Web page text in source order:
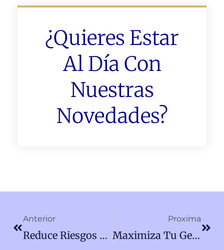
¿Quieres Estar
Al Día Con
Nuestras
Novedades?
Anterior
Reduce Riesgos Y Mejora La Eficiencia En La Gestión De Proyectos Con Nuestras Estrategias Y Herramientas Innovadoras.
Proxima
Maximiza Tu Gestión Eficaz